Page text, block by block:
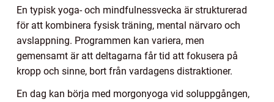
En typisk yoga- och mindfulnessvecka är strukturerad
för att kombinera fysisk träning, mental närvaro och
avslappning. Programmen kan variera, men
gemensamt är att deltagarna får tid att fokusera på
kropp och sinne, bort från vardagens distraktioner.
En dag kan börja med morgonyoga vid soluppgången,